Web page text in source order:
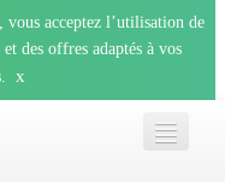
acceptez l’utilisation de
des offres adaptés à vos
x